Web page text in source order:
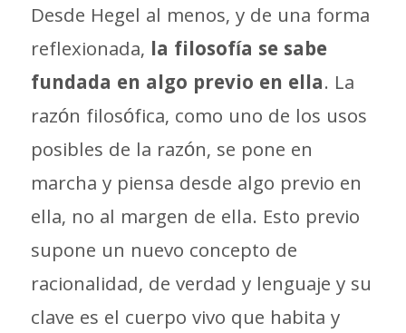
Desde Hegel al menos, y de una forma
reflexionada, la filosofía se sabe
fundada en algo previo en ella. La
razón filosófica, como uno de los usos
posibles de la razón, se pone en
marcha y piensa desde algo previo en
ella, no al margen de ella. Esto previo
supone un nuevo concepto de
racionalidad, de verdad y lenguaje y su
clave es el cuerpo vivo que habita y